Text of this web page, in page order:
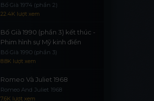
điển
Bố Già 1974 (phần 2)
22.4K lượt xem
Bố Già 1990 (phần 3) kết thúc -
Phim hình sự Mỹ kinh điển
Bố Già 1990 (phần 3)
8.8K lượt xem
Romeo Và Juliet 1968
Romeo And Juliet 1968
7.6K lượt xem